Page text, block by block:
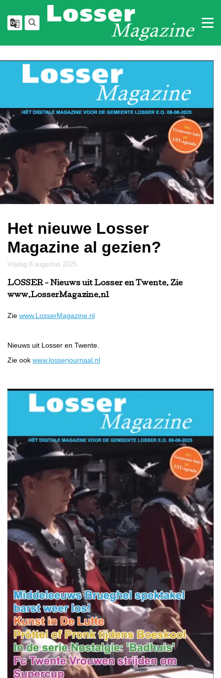
Het nieuwe Losser
Magazine al gezien?
vrijdag 8 augustus 2025
LOSSER- Nieuws uit Losser en Twente. Zie
www.LosserMagazine.nl
Zie www.LosserMagazine.nl
Nieuws uit Losser en Twente.
Zie ook www.losserjournaal.nl